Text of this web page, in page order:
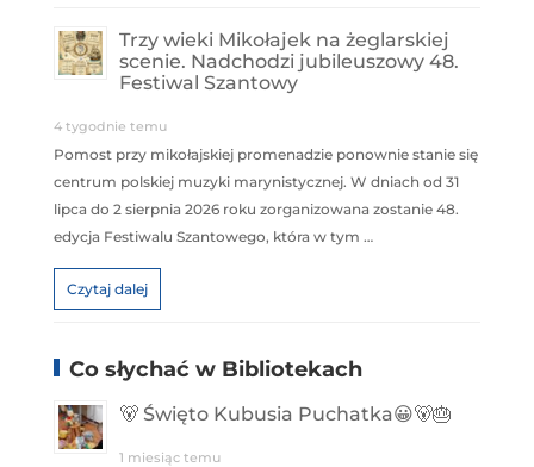
Trzy wieki Mikołajek na żeglarskiej
scenie. Nadchodzi jubileuszowy 48.
Festiwal Szantowy
4 tygodnie temu
Pomost przy mikołajskiej promenadzie ponownie stanie się
centrum polskiej muzyki marynistycznej. W dniach od 31
lipca do 2 sierpnia 2026 roku zorganizowana zostanie 48.
edycja Festiwalu Szantowego, która w tym …
Czytaj dalej
Co słychać w Bibliotekach
🐻 Święto Kubusia Puchatka😀🐻🎂
1 miesiąc temu